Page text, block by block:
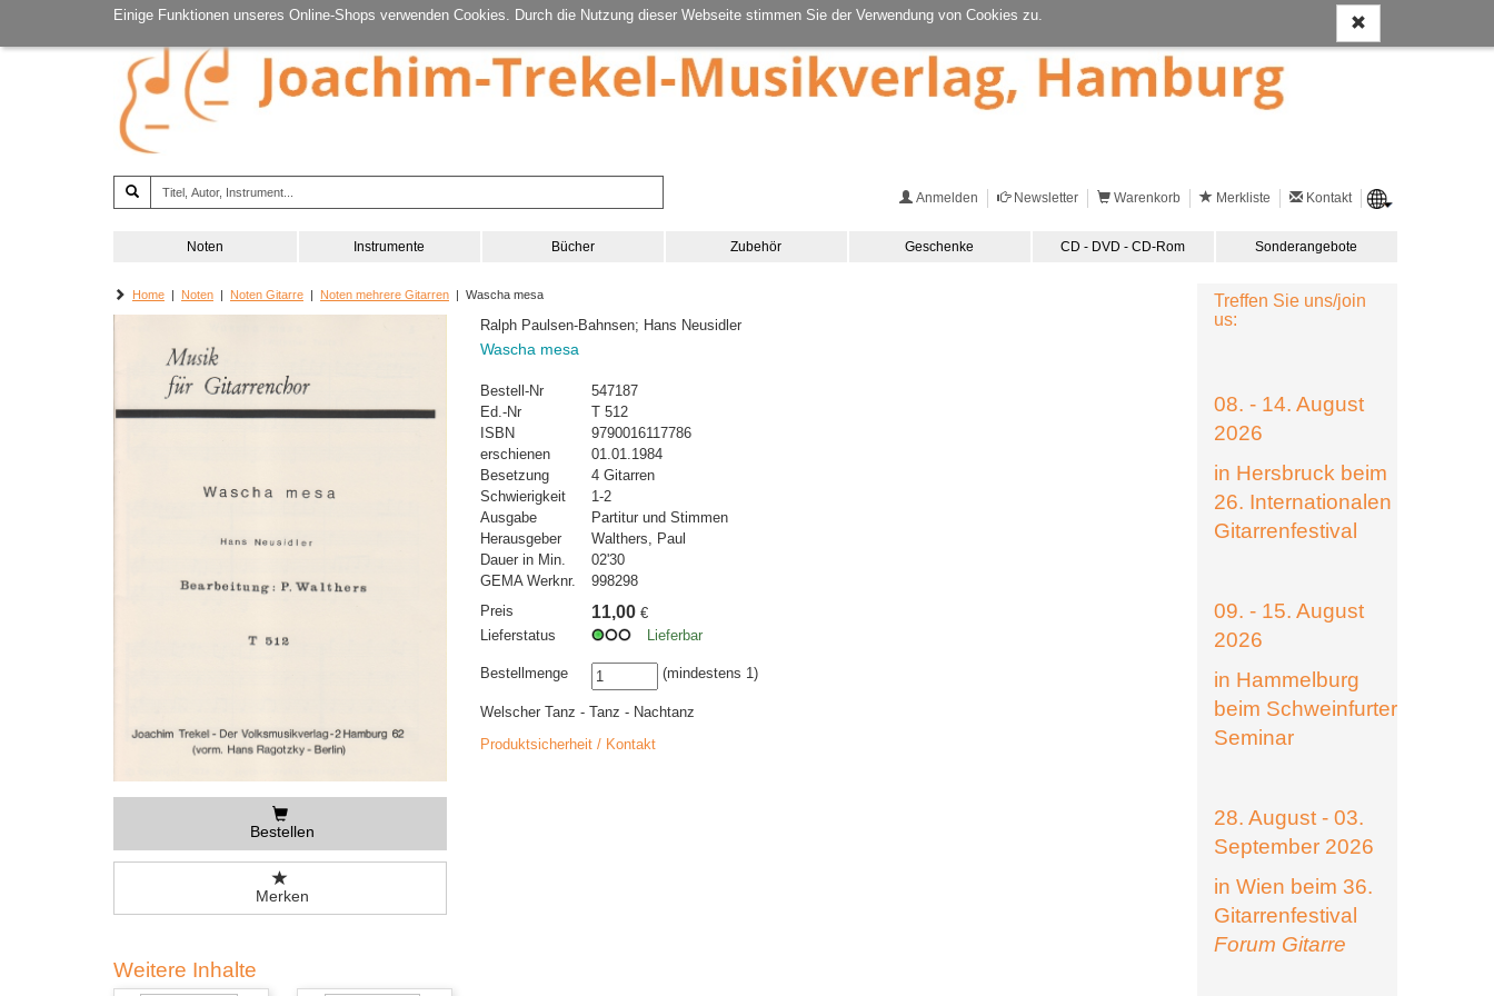
Einige Funktionen unseres Online-Shops verwenden Cookies. Durch die Nutzung dieser Webseite stimmen Sie der Verwendung von Cookies zu.
Anmelden Newsletter Warenkorb Merkliste Kontakt
Noten Instrumente Bücher Zubehör Geschenke CD - DVD - CD-Rom Sonderangebote
Home | Noten | Noten Gitarre | Noten mehrere Gitarren | Wascha mesa
Bestellen
Merken
Ralph Paulsen-Bahnsen; Hans Neusidler
Wascha mesa
Bestell-Nr
547187
Ed.-Nr
T 512
ISBN
9790016117786
erschienen
01.01.1984
Besetzung
4 Gitarren
Schwierigkeit
1-2
Ausgabe
Partitur und Stimmen
Herausgeber
Walthers, Paul
Dauer in Min.
02'30
GEMA Werknr.
998298
Preis
11,00 €
Lieferstatus
Lieferbar
Bestellmenge (mindestens 1)
Welscher Tanz - Tanz - Nachtanz
Produktsicherheit / Kontakt
Weitere Inhalte
Treffen Sie uns/join
us:
08. - 14. August
2026
in Hersbruck beim
26. Internationalen
Gitarrenfestival
09. - 15. August
2026
in Hammelburg
beim Schweinfurter
Seminar
28. August - 03.
September 2026
in Wien beim 36.
Gitarrenfestival
Forum Gitarre